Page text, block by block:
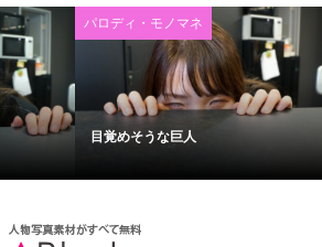
パロディ・モノマネ
目覚めそうな巨人